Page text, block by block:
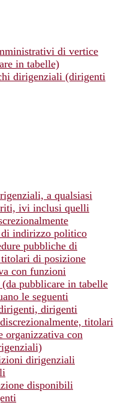
di vertice
in tabelle)
dirigenziali (dirigenti
a qualsiasi
ivi inclusi quelli
di indirizzo politico
pubbliche di
titolari di posizione
con funzioni
pubblicare in tabelle
le seguenti
dirigenti
titolari
organizzativa con
dirigenziali
disponibili